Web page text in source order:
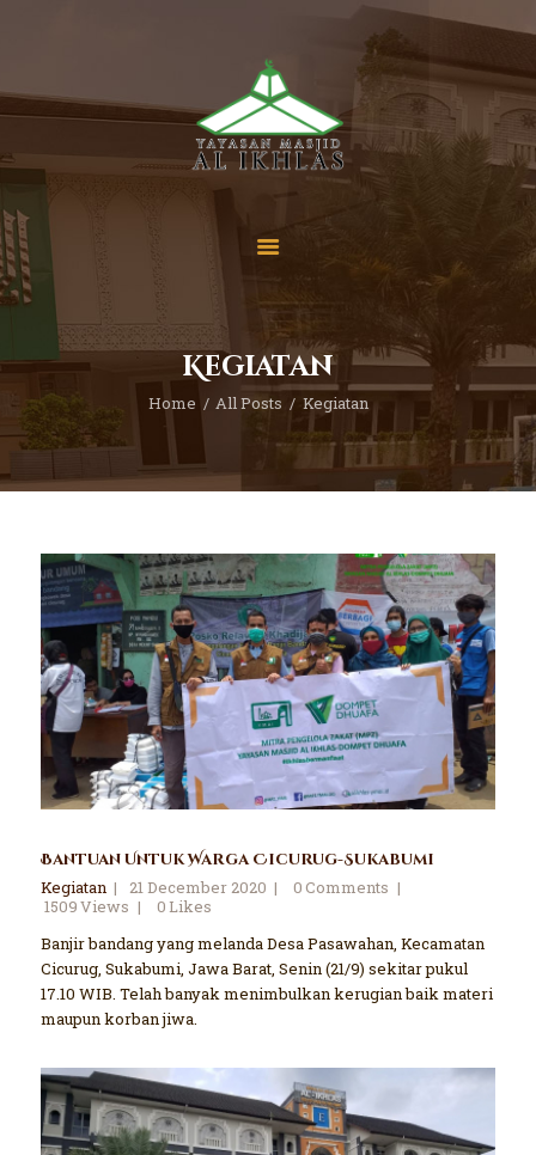
Kegiatan
Home All Posts Kegiatan
Tentang Kami
Sekolah
Berita
Yuk Berdonasi
Kontak
Bantuan Untuk Warga Cicurug-Sukabumi
Kegiatan
21 December 2020 0Comments
1509Views 0Likes
Banjir bandang yang melanda Desa Pasawahan, Kecamatan
Cicurug, Sukabumi, Jawa Barat, Senin (21/9) sekitar pukul
17.10 WIB. Telah banyak menimbulkan kerugian baik materi
maupun korban jiwa.